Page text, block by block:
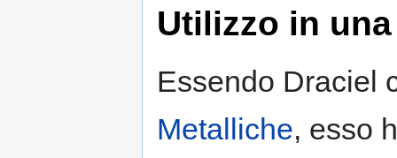
Utilizzo in
Essendo Draciel
Metalliche, esso